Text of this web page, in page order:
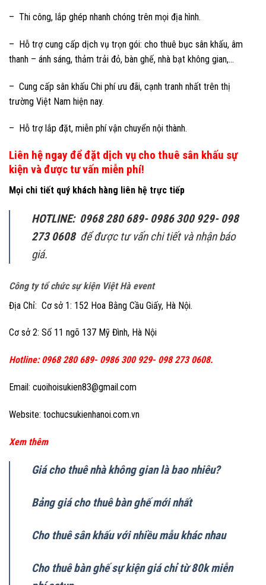
– Thi công, lắp ghép nhanh chóng trên mọi địa hình.
– Hỗ trợ cung cấp dịch vụ trọn gói: cho thuê bục sân khấu, âm
thanh – ánh sáng, thảm trải đỏ, bàn ghế, nhà bạt không gian,…
– Cung cấp sân khấu Chi phí ưu đãi, cạnh tranh nhất trên thị
trường Việt Nam hiện nay.
– Hỗ trợ lắp đặt, miễn phí vận chuyển nội thành.
Liên hệ ngay để đặt dịch vụ cho thuê sân khấu sự
kiện và được tư vấn miễn phí!
Mọi chi tiết quý khách hàng liên hệ trực tiếp
HOTLINE: 0968 280 689- 0986 300 929- 098
273 0608 để được tư vấn chi tiết và nhận báo
giá.
Công ty tổ chức sự kiện Việt Hà event
Địa Chỉ: Cơ sở 1: 152 Hoa Bằng Cầu Giấy, Hà Nội.
Cơ sở 2: Số 11 ngõ 137 Mỹ Đình, Hà Nội
Hotline: 0968 280 689- 0986 300 929- 098 273 0608.
Email: cuoihoisukien83@gmail.com
Website: tochucsukienhanoi.com.vn
Xem thêm
Giá cho thuê nhà không gian là bao nhiêu?
Bảng giá cho thuê bàn ghế mới nhất
Cho thuê sân khấu với nhiều mẫu khác nhau
Cho thuê bàn ghế sự kiện giá chỉ từ 80k miễn